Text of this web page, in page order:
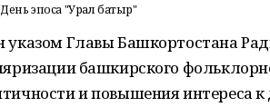
эпоса "Урал батыр"
Главы Башкортостана
башкирского
и повышения интереса